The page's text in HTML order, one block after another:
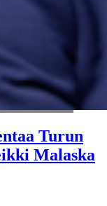
Turun
Malaska